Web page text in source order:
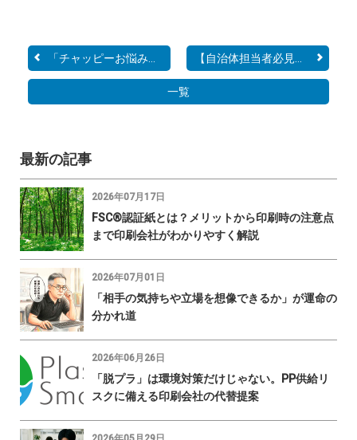
「チャッピーお悩み相談」...
一覧
最新の記事
2026年07月17日
FSC®認証紙とは？メリットから印刷時の注意点
まで印刷会社がわかりやすく解説
2026年07月01日
「相手の気持ちや立場を想像できるか」が運命の
分かれ道
2026年06月26日
「脱プラ」は環境対策だけじゃない。PP供給リ
スクに備える印刷会社の代替提案